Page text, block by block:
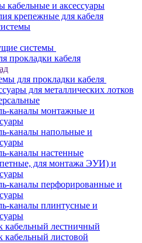
кабельные и аксессуары
крепежные для кабеля
системы
прокладки кабеля
для прокладки кабеля
для металлических лотков
каналы монтажные и
каналы напольные и
каналы настенные
для монтажа ЭУИ) и
каналы перфорированные и
каналы плинтусные и
кабельный лестничный
кабельный листовой